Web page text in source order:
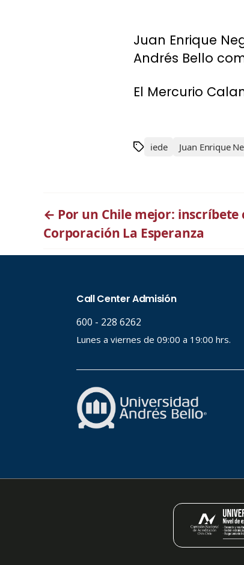
Juan Enrique
Andrés Bello
El Mercurio
iede Juan Enrique
← Por un Chile mejor:
Corporación La Esperanza